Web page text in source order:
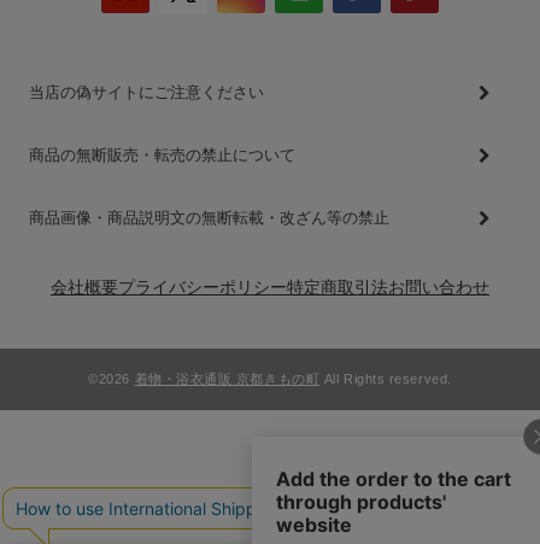
当店の偽サイトにご注意ください
商品の無断販売・転売の禁止について
商品画像・商品説明文の無断転載・改ざん等の禁止
会社概要プライバシーポリシー特定商取引法お問い合わせ
©2026 着物・浴衣通販 京都きもの町 All Rights reserved.